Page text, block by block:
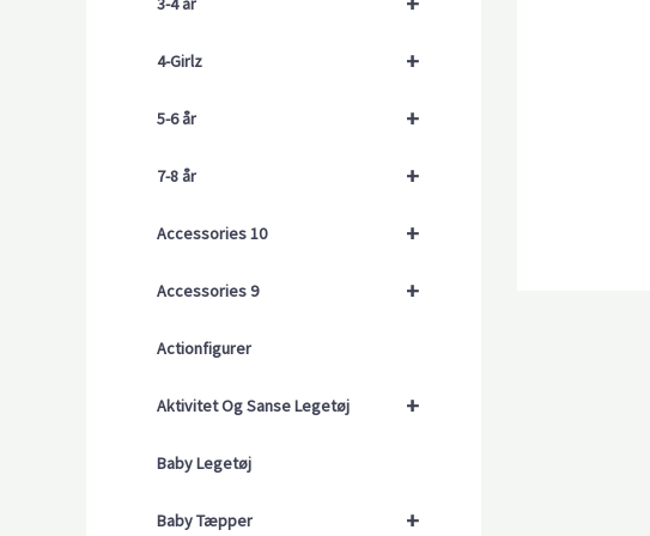
+
4-Girlz
+
5-6 år
+
7-8 år
+
Accessories 10
+
Accessories 9
Actionfigurer
+
Aktivitet Og Sanse Legetøj
Baby Legetøj
+
Baby Tæpper